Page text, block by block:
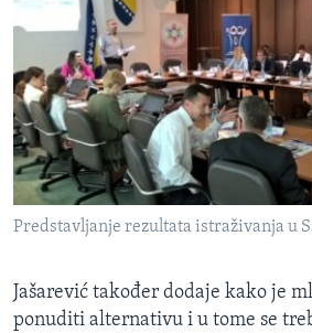
Predstavljanje rezultata istraživanja u
Jašarević također dodaje kako je
ponuditi alternativu i u tome se